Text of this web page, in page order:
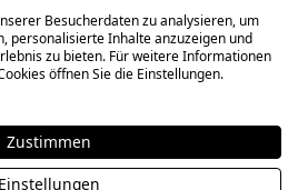
Besucherdaten zu analysieren, um
personalisierte Inhalte anzuzeigen und
zu bieten. Für weitere Informationen
öffnen Sie die Einstellungen.
Zustimmen
Einstellungen